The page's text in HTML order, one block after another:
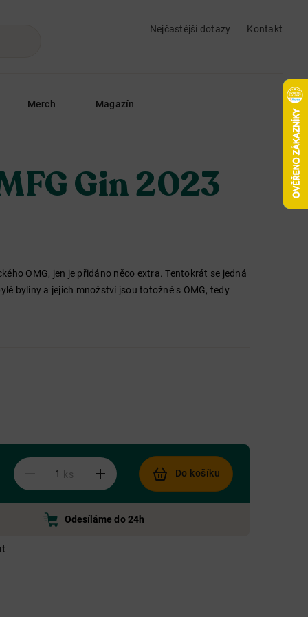
Nejčastější dotazy
Kontakt
Merch Magazín
Gin 2023
OMG, jen je přidáno něco extra. Tentokrát se jedná
byliny a jejich množství jsou totožné s OMG, tedy
ks Do košíku
Odesíláme do 24h